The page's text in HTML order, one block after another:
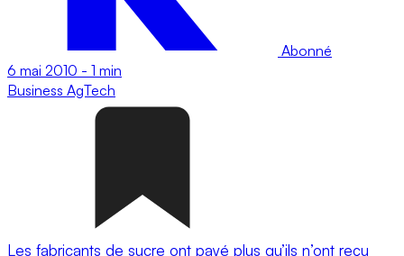
Abonné
6 mai 2010 - 1 min
Business AgTech
Les fabricants de sucre ont payé plus qu’ils n’ont reçu